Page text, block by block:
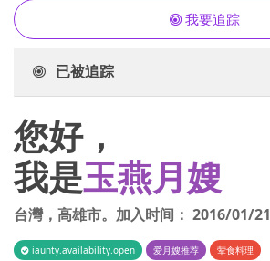
我要追踪
已被追踪
您好，
我是玉燕月嫂
台灣， 高雄市。加入时间： 2016/01/21
iaunty.availability.open 爱月嫂推荐 荤食料理